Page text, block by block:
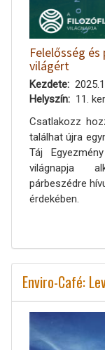
Felelősség
világért
Kezdete
Helyszín
11.
Csatlakozz
találhat újra
Táj
világnapja
párbeszédre
érdekében.
Enviro-Café: